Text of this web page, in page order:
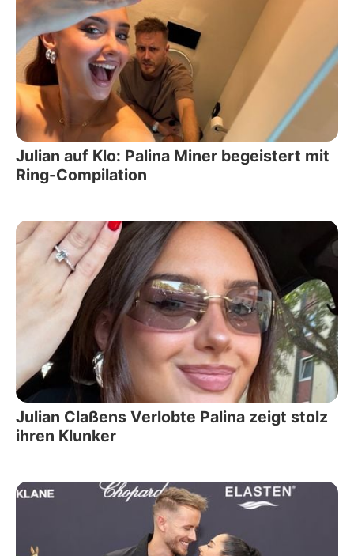
Julian auf Klo: Palina Miner begeistert mit
Ring-Compilation
Julian Claßens Verlobte Palina zeigt stolz
ihren Klunker